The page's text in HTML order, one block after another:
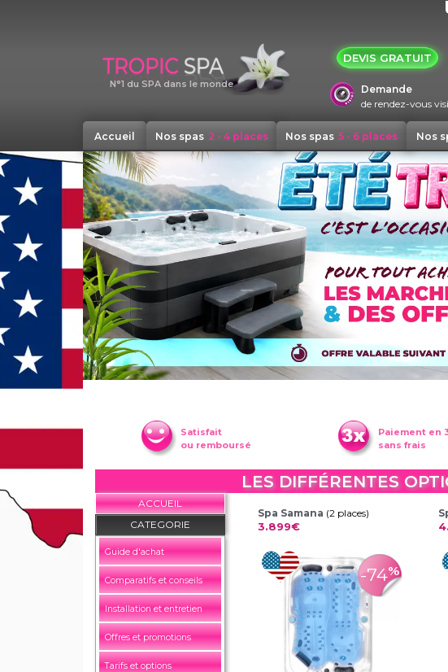
N°1 du SPA dans le monde
DEVIS GRATUIT
Demande
de rendez-vous
Accueil Nos spas 2 - 4 places Nos spas 5 - 6 places Nos
Satisfait
ou remboursé
Paiement en
sans frais
LES DIFFÉRENTES
ACCUEIL
CATEGORIE
Guide d'achat
Comparatifs et conseils
Installation et entretien
Offres et promotions
Tarifs et options
Spa Samana (2 places)
3.899€
-74%